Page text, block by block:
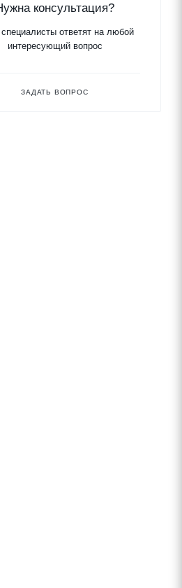
консультация?
ответят на любой
интересующий вопрос
ЗАДАТЬ ВОПРОС